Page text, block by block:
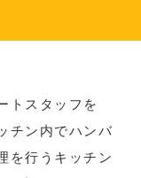
トスタッフを
チン内でハンバ
を行うキッチン